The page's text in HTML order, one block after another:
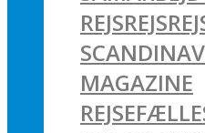
MAGAZINE